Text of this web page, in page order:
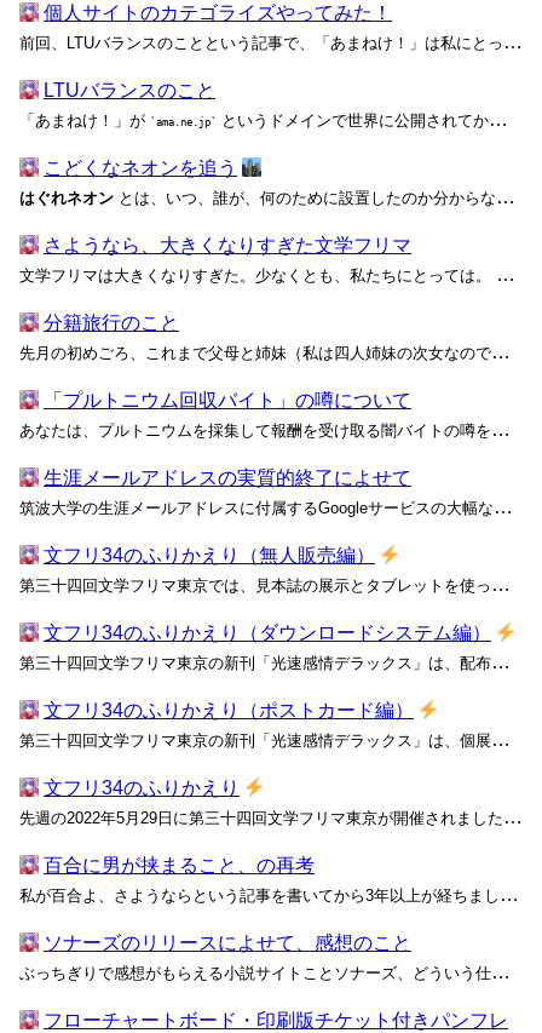
個人サイトのカテゴライズやってみた！
前回、LTUバランスのことという記事で、「あまねけ！」は私にとって「『わたし』が限りなく尊重されている、外向きの自己と内向きの自己を自由に表現できる場」であるサイトだと述べました。しかし、これはあくまで私から見た価値や意義であって、客観的な目線からはもっと違った姿に映っているかも...
LTUバランスのこと
「あまねけ！」が ama.ne.jp というドメインで世界に公開されてから、今年で9周年になります。 振り返ってみると、あまねけ！の前身は、
こどくなネオンを追う
はぐれネオン とは、いつ、誰が、何のために設置したのか分からないまま点灯しているネオンである。歓楽街を離れた住宅街や公園では、ときどき不可解な場所にネオンが見つかる。彼らが放つ独特の雰囲気は、都会に生きる我々と少し似ているかもしれない。 眠らな...
さようなら、大きくなりすぎた文学フリマ
文学フリマは大きくなりすぎた。少なくとも、私たちにとっては。 自分が参加している即売会が成長するのは素晴らしいことです！ 中には、無条件でそう思う人もいるかもしれない。もちろん、来場者の立場なら――知らない人に揉まれて汗を押し付けられるのが嫌でなければ――効率よく一度にたくさん...
分籍旅行のこと
先月の初めごろ、これまで父母と姉妹（私は四人姉妹の次女なのです）と共に入っていた戸籍を抜けて新たな戸籍を作りました。いわゆる分籍というものです。 新たな本籍地には富山県下新川郡朝日町を選びました。ここには、山から川を通って流れ落ちてくるヒスイを採集できるヒスイ海岸という場所があ...
「プルトニウム回収バイト」の噂について
あなたは、プルトニウムを採集して報酬を受け取る闇バイトの噂を聞いたことがありますか？ 闇バイトと聞くと、SNSを通じて集められた若者が特殊詐欺や強盗事件の実行役として犯罪に手を染めてしまうという、最近多発している社会問題を想像するかと思います。実はこれとほぼ同時期から、廃鉱や古...
生涯メールアドレスの実質的終了によせて
筑波大学の生涯メールアドレスに付属するGoogleサービスの大幅な縮小が通知されたのは、先日12月28日のことです。この制限は、生涯メールアドレスの運用ツールであるGoogle Workspace for Educationのポリシー強化によるもので、サービス維持のための措置と説...
文フリ34のふりかえり（無人販売編）
第三十四回文学フリマ東京では、見本誌の展示とタブレットを使った注文システムを1ブースにまとめた無人販売風の展示を行いました。このシステムは、主にFlutterで書かれた注文アプリとPython（Tornado）で書かれた注文サーバーで構成されています。 この記事では、変態美少女...
文フリ34のふりかえり（ダウンロードシステム編）
第三十四回文学フリマ東京の新刊「光速感情デラックス」は、配布用のポストカードに記載されたQRコードからPDF版をダウンロードできるシステム（ダウンロードリンク方式）を採用しました。実はEPUB版を頒布する計画も出ているのですが、まだ必要な作業が残っています。 今回の配布方法を実...
文フリ34のふりかえり（ポストカード編）
第三十四回文学フリマ東京の新刊「光速感情デラックス」は、個展の告知はがきのようなワクワク感のあるすてきなポストカードでPDF版の頒布を行いました。実はEPUB版を頒布する計画も出ているのですが、諸都合との兼ね合いでもう少しかかりそうです。みなさんはEPUBが好きですか？ この記...
文フリ34のふりかえり
先週の2022年5月29日に第三十四回文学フリマ東京が開催されました。僕も例年通り変態美少女ふぃろそふぃ。として参加し、いろいろな企画を行ったので概要を記しておこうと思います。 今回は「光速感情デラックス」というタイトルの合同誌を新刊として頒布しました。 「光よりずっと向こう...
百合に男が挟まること、の再考
私が百合よ、さようならという記事を書いてから3年以上が経ちましたが、まだ、たまに百合について考えることがあります。 百合とはなんだったでしょうか？ 私たちはなぜ連帯してきたのでしょうか？ 女の子二人以上の特別な関係性(親友、ライバル、先輩後輩など) Girls Love Fe...
ソナーズのリリースによせて、感想のこと
ぶっちぎりで感想がもらえる小説サイトことソナーズ、どういう仕組みなのかと思ったら読んだ作品の感想を書かないと次の作品を読めない仕組みらしくてスパルタって感じだ 1475267336026222596 ぶっちぎりで感想がもらえる小説投稿サイトこと
フローチャートボード・印刷版チケット付きパンフレ